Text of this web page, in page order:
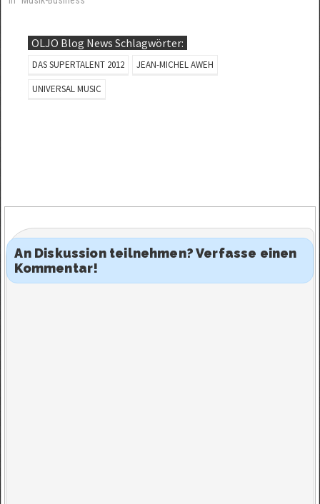
Schoppmann. So gute
Voice in diesem Jahr nicht...
OLJO Blog News Schlagwörter:
DAS SUPERTALENT 2012
JEAN-MICHEL AWEH
UNIVERSAL MUSIC
An Diskussion teilnehmen? Verfasse einen
Kommentar!